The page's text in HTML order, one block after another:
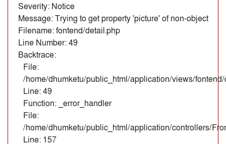
Severity: Notice
Message: Trying to get property 'picture' of non-object
Filename: fontend/detail.php
Line Number: 49
Backtrace:
File:
/home/dhumketu/public_html/application/views/
Line: 49
Function: _error_handler
File:
/home/dhumketu/public_html/application/controllers/
Line: 157